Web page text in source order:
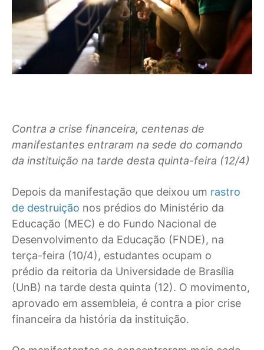
Contra a crise financeira, centenas de
manifestantes entraram na sede do comando
da instituição na tarde desta quinta-feira (12/4)
Depois da manifestação que deixou um rastro
de destruição nos prédios do Ministério da
Educação (MEC) e do Fundo Nacional de
Desenvolvimento da Educação (FNDE), na
terça-feira (10/4), estudantes ocupam o
prédio da reitoria da Universidade de Brasília
(UnB) na tarde desta quinta (12). O movimento,
aprovado em assembleia, é contra a pior crise
financeira da história da instituição.